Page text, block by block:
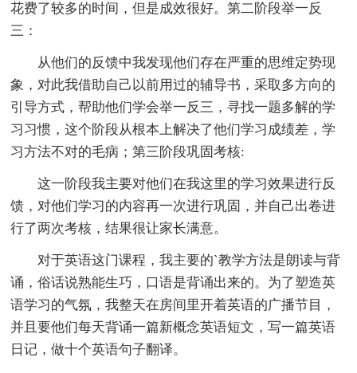
花费了较多的时间，但是成效很好。第二阶段举一反
三：
从他们的反馈中我发现他们存在严重的思维定势现
象，对此我借助自己以前用过的辅导书，采取多方向的
引导方式，帮助他们学会举一反三，寻找一题多解的学
习习惯，这个阶段从根本上解决了他们学习成绩差，学
习方法不对的毛病；第三阶段巩固考核:
这一阶段我主要对他们在我这里的学习效果进行反
馈，对他们学习的内容再一次进行巩固，并自己出卷进
行了两次考核，结果很让家长满意。
对于英语这门课程，我主要的`教学方法是朗读与背
诵，俗话说熟能生巧，口语是背诵出来的。为了塑造英
语学习的气氛，我整天在房间里开着英语的广播节目，
并且要他们每天背诵一篇新概念英语短文，写一篇英语
日记，做十个英语句子翻译。